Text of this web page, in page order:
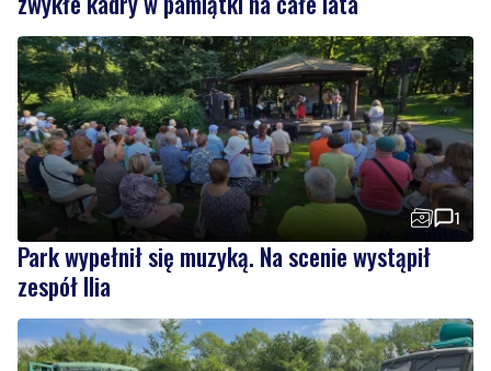
1
Park wypełnił się muzyką. Na scenie wystąpił
zespół Ilia